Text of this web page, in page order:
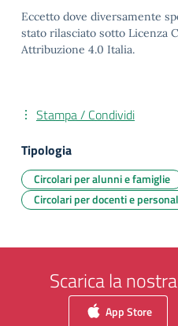
Eccetto dove diversamente
stato rilasciato sotto Licenza
Attribuzione 4.0 Italia.
Stampa / Condividi
Tipologia
Circolari per alunni e famiglie
Circolari per docenti e
Scarica la
App Store